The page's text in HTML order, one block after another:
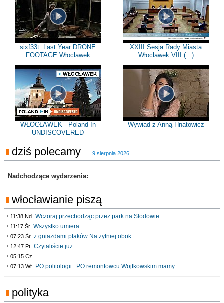
sixf33t .Last Year DRONE
FOOTAGE Włocławek
XXIII Sesja Rady Miasta
Włocławek VIII (...)
WŁOCŁAWEK - Poland In
UNDISCOVERED
Wywiad z Anną Hnatowicz
dziś polecamy 9 sierpnia 2026
Nadchodzące wydarzenia:
włocławianie piszą
11:38 Nd. Wczoraj przechodząc przez park na Słodowie..
11:17 Śr. Wszystko umiera
07:23 Śr. z gniazdami ptaków Na żytniej obok..
12:47 Pt. Czytaliście już :..
05:15 Cz. ..
07:13 Wt. PO politologii . PO remontowcu Wojtkowskim mamy..
polityka